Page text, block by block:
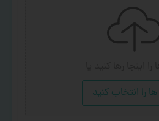
را انتخاب کنید